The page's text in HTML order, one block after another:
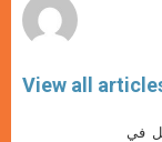
View all
في